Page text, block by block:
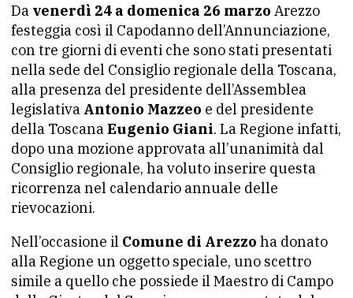
Da venerdì 24 a domenica 26 marzo Arezzo
festeggia così il Capodanno dell’Annunciazione,
con tre giorni di eventi che sono stati presentati
nella sede del Consiglio regionale della Toscana,
alla presenza del presidente dell’Assemblea
legislativa Antonio Mazzeo e del presidente
della Toscana Eugenio Giani. La Regione infatti,
dopo una mozione approvata all’unanimità dal
Consiglio regionale, ha voluto inserire questa
ricorrenza nel calendario annuale delle
rievocazioni.
Nell’occasione il Comune di Arezzo ha donato
alla Regione un oggetto speciale, uno scettro
simile a quello che possiede il Maestro di Campo